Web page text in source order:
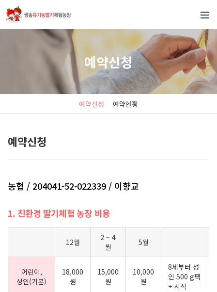
예약신청
예약신청 예약현황
예약신청
농협 / 204041-52-022339 / 이향교
1. 친환경 딸기체험 농장 비용
12월
2 ~ 4
월
5월
어린이,
성인(기본)
18,000
원
15,000
원
10,000
원
8세부터 성
인 500 g팩
+ 시식